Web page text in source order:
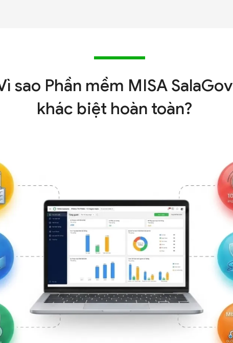
sao Phần mềm MISA SalaGov
khác biệt hoàn toàn?